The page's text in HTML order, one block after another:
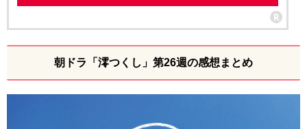
朝ドラ「澪つくし」第26週の感想まとめ